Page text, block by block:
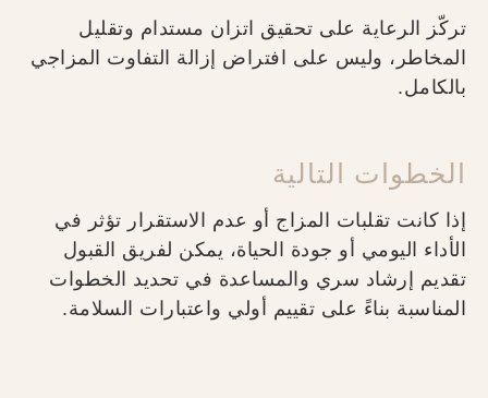
تركّز الرعاية على تحقيق اتزان مستدام وتقليل
المخاطر، وليس على افتراض إزالة التفاوت المزاجي
بالكامل.
الخطوات التالية
إذا كانت تقلبات المزاج أو عدم الاستقرار تؤثر في
الأداء اليومي أو جودة الحياة، يمكن لفريق القبول
تقديم إرشاد سري والمساعدة في تحديد الخطوات
المناسبة بناءً على تقييم أولي واعتبارات السلامة.